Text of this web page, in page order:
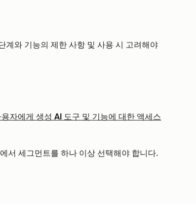
계와 기능의 제한 사항 및 사용 시 고려해야
자에게 생성 AI 도구 및 기능에 대한 액세스
서 세그먼트를 하나 이상 선택해야 합니다.